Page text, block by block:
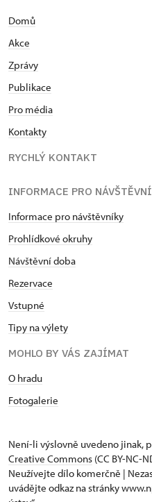
Domů
Akce
Zprávy
Publikace
Pro média
Kontakty
RYCHLÝ KONTAKT
INFORMACE PRO
Informace pro návštěvníky
Prohlídkové okruhy
Návštěvní doba
Rezervace
Vstupné
Tipy na výlety
MOHLO BY VÁS ZAJÍMAT
O hradu
Fotogalerie
Není-li výslovně uvedeno jinak,
Creative Commons (CC BY-NC-
Neužívejte dílo komerčně |
uvádějte odkaz na stránky